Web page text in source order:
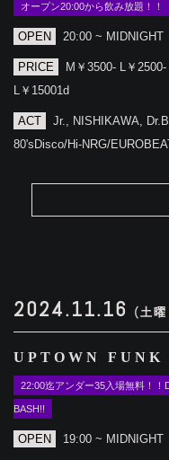
オープン20:00から飲み放題！！
OPEN 20:00 ~ MIDNIGHT
PRICE
M￥3500- L￥
L￥15001d
ACT
Jr., NISHIKAWA,
80'sDisco/Hi-NRG/
2024.11.16 (土
UPTOWN FUNK
22:00迄アンダー35入場無料！！
BASH!!
OPEN 19:00 ~ MIDNIGHT